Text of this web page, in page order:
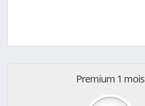
Premium 1 mois